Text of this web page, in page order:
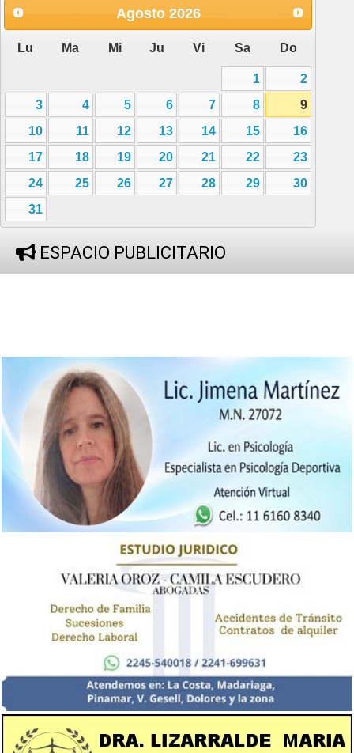
Agosto 2026
Lu Ma Mi Ju Vi Sa Do
1
2
3
4 5 6 7 8
9
10
11 12 13 14 15
16
17
18 19 20 21 22
23
24
25 26 27 28 29
30
31
ESPACIO PUBLICITARIO